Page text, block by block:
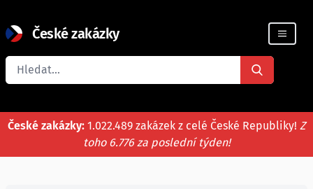
České zakázky
Registrace firmy
České zakázky: 1.022.489 zakázek z celé České Republiky! Z
toho 6.776 za poslední týden!